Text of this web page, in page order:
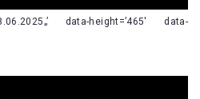
data-height=’465′ data-